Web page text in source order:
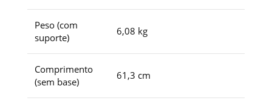
Peso (com
suporte)
6,08 kg
Comprimento
(sem base)
61,3 cm